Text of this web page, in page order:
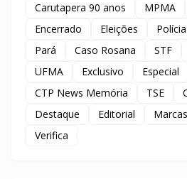
Carutapera 90 anos
MPMA
Encerrado
Eleições
Pará
Caso Rosana STF
UFMA
Exclusivo Especial
CTP News Memória
TSE
Destaque
Editorial Marcas
Verifica